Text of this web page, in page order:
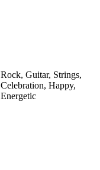
Rock, Guitar, Strings,
Celebration, Happy,
Energetic